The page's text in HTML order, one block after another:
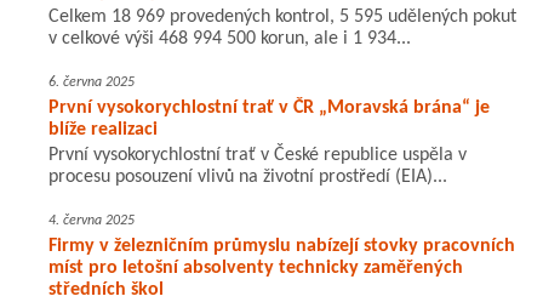
Celkem 18 969 provedených kontrol, 5 595 udělených pokut
v celkové výši 468 994 500 korun, ale i 1 934...
6. června 2025
První vysokorychlostní trať v ČR „Moravská brána“ je
blíže realizaci
První vysokorychlostní trať v České republice uspěla v
procesu posouzení vlivů na životní prostředí (EIA)...
4. června 2025
Firmy v železničním průmyslu nabízejí stovky pracovních
míst pro letošní absolventy technicky zaměřených
středních škol